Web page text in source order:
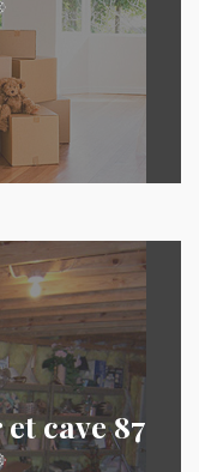
cave 87